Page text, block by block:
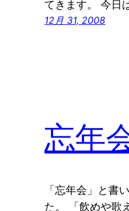
てきます。 今日
12月 31, 2008
忘年
「忘年会」と書
た。 「飲めや歌